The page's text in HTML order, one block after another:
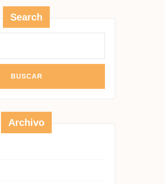
Search
Archivo